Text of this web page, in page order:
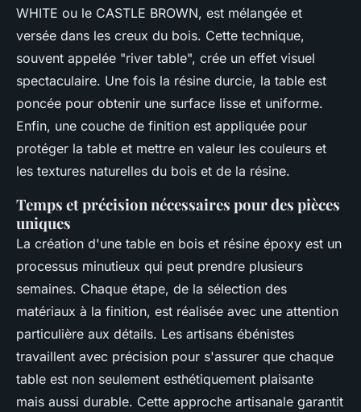
WHITE ou le CASTLE BROWN, est mélangée et
versée dans les creux du bois. Cette technique,
souvent appelée "river table", crée un effet visuel
spectaculaire. Une fois la résine durcie, la table est
poncée pour obtenir une surface lisse et uniforme.
Enfin, une couche de finition est appliquée pour
protéger la table et mettre en valeur les couleurs et
les textures naturelles du bois et de la résine.
Temps et précision nécessaires pour des pièces
uniques
La création d'une table en bois et résine époxy est un
processus minutieux qui peut prendre plusieurs
semaines. Chaque étape, de la sélection des
matériaux à la finition, est réalisée avec une attention
particulière aux détails. Les artisans ébénistes
travaillent avec précision pour s'assurer que chaque
table est non seulement esthétiquement plaisante
mais aussi durable. Cette approche artisanale garantit